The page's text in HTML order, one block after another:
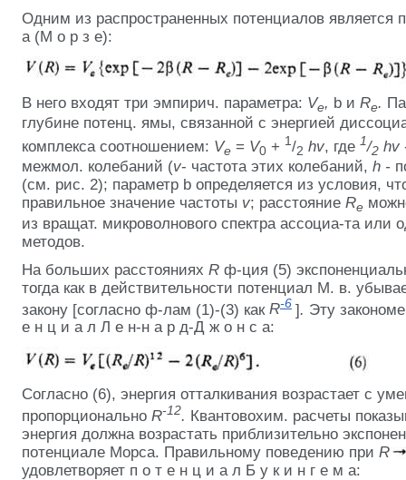
Одним из распространенных потенциалов является
а (М о р з е):
В него входят три эмпирич. параметра: Ve, b и Re.
глубине потенц. ямы, связанной с энергией
комплекса соотношением: Ve = V0 + 1/2 hv, где 1/2 hv
межмол. колебаний (v- частота этих колебаний, h -
(см. рис. 2); параметр b определяется из условия,
правильное значение частоты v; расстояние Re
из вращат. микроволнового спектра ассоциа-та или
методов.
На больших расстояниях R ф-ция (5)
тогда как в действительности потенциал М. в.
закону [согласно ф-лам (1)-(3) как R-6 ]. Эту
е н ц и а л Л е н-н а р д-Д ж о н с а:
Согласно (6), энергия отталкивания возрастает с
пропорционально R-12. Квантовохим. расчеты
энергия должна возрастать приблизительно
потенциале Морса. Правильному поведению при R
удовлетворяет п о т е н ц и а л Б у к и н г е м а: